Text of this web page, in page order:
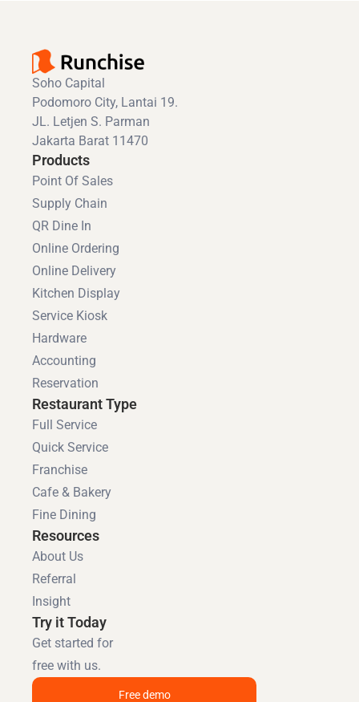
Soho Capital
Podomoro City, Lantai 19.
JL. Letjen S. Parman
Jakarta Barat 11470
Products
Point Of Sales
Supply Chain
QR Dine In
Online Ordering
Online Delivery
Kitchen Display
Service Kiosk
Hardware
Accounting
Reservation
Restaurant Type
Full Service
Quick Service
Franchise
Cafe & Bakery
Fine Dining
Resources
About Us
Referral
Insight
Try it Today
Get started for
free with us.
Free demo